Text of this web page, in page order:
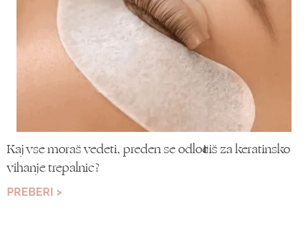
Kaj vse moraš vedeti, preden se odločiš za keratinsko
vihanje trepalnic?
PREBERI >